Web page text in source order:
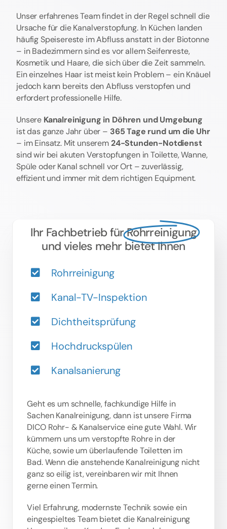
Unser erfahrenes Team findet in der Regel schnell die
Ursache für die Kanalverstopfung. In Küchen landen
häufig Speisereste im Abfluss anstatt in der Biotonne
– in Badezimmern sind es vor allem Seifenreste,
Kosmetik und Haare, die sich über die Zeit sammeln.
Ein einzelnes Haar ist meist kein Problem – ein Knäuel
jedoch kann bereits den Abfluss verstopfen und
erfordert professionelle Hilfe.
Unsere Kanalreinigung in Döhren und Umgebung
ist das ganze Jahr über – 365 Tage rund um die Uhr
– im Einsatz. Mit unserem24-Stunden-Notdienst
sind wir bei akuten Verstopfungen in Toilette, Wanne,
Spüle oder Kanal schnell vor Ort – zuverlässig,
effizient und immer mit dem richtigen Equipment.
Ihr Fachbetrieb fürRohrreinigung
und vieles mehr bietet Ihnen
Rohrreinigung
Kanal-TV-Inspektion
Dichtheitsprüfung
Hochdruckspülen
Kanalsanierung
Geht es um schnelle, fachkundige Hilfe in
Sachen Kanalreinigung, dann ist unsere Firma
DICO Rohr- & Kanalservice eine gute Wahl. Wir
kümmern uns um verstopfte Rohre in der
Küche, sowie um überlaufende Toiletten im
Bad. Wenn die anstehende Kanalreinigung nicht
ganz so eilig ist, vereinbaren wir mit Ihnen
gerne einen Termin.
Viel Erfahrung, modernste Technik sowie ein
eingespieltes Team bietet die Kanalreinigung